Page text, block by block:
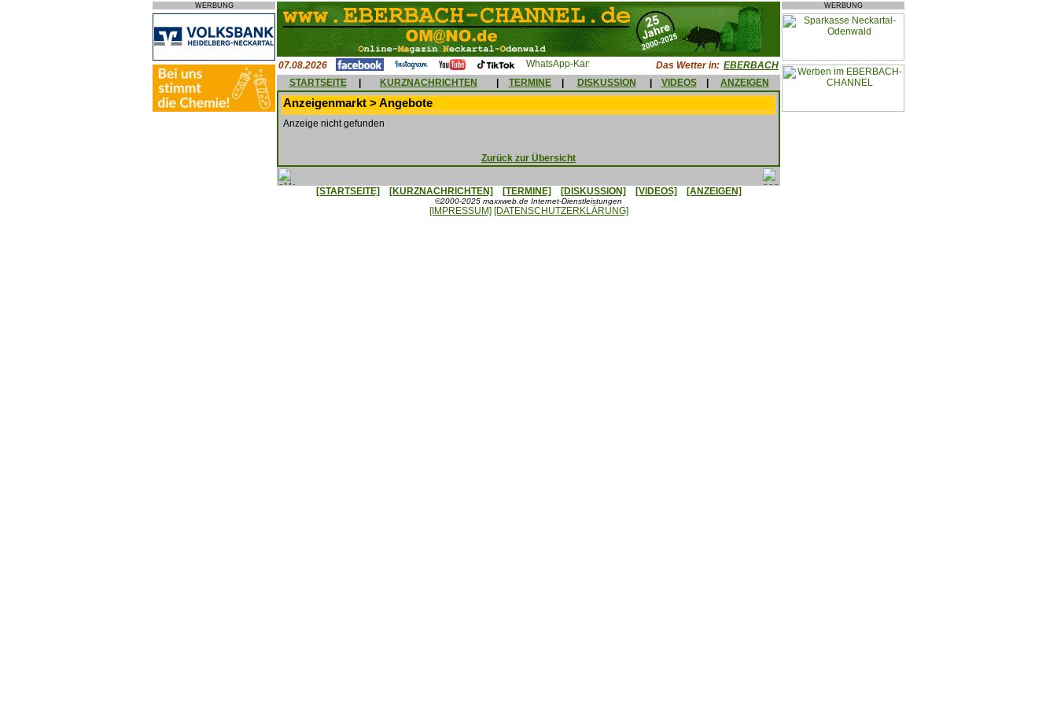
WERBUNG
07.08.2026 Das Wetter in: EBERBACH
STARTSEITE
KURZNACHRICHTEN TERMINE DISKUSSION VIDEOS ANZEIGEN
Anzeigenmarkt > Angebote
Anzeige nicht gefunden
Zurück zur Übersicht
[STARTSEITE] [KURZNACHRICHTEN] [TERMINE] [DISKUSSION] [VIDEOS] [ANZEIGEN]
©2000-2025 maxxweb.de Internet-Dienstleistungen
[IMPRESSUM] [DATENSCHUTZERKLÄRUNG]
WERBUNG